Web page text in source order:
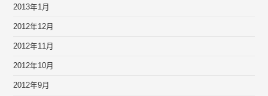
2013年1月
2012年12月
2012年11月
2012年10月
2012年9月